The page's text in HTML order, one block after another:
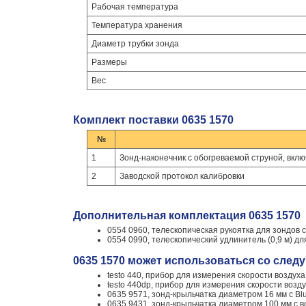
Рабочая температура
Температура хранения
Диаметр трубки зонда
Размеры
Вес
Комплект поставки 0635 1570
№
1
Зонд-наконечник с обогреваемой струной,
2
Заводской протокол калибровки
Дополнительная комплектация 0635 1570
0554 0960, телескопическая рукоятка для
0554 0990, телескопический удлинитель (0,9 м)
0635 1570 может использоваться со
testo 440, прибор для измерения скорости
testo 440dp, прибор для измерения скорости
0635 9571, зонд-крыльчатка диаметром 16 мм с
0635 9431, зонд-крыльчатка диаметром 100 мм с